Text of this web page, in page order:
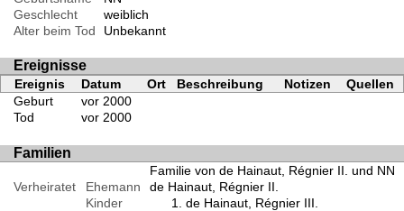
Geschlecht
weiblich
Alter beim Tod
Unbekannt
Ereignisse
Ereignis Datum Ort Beschreibung Notizen
Quellen
Geburt
vor 2000
Tod
vor 2000
Familien
Familie von de Hainaut, Régnier II. und NN
Verheiratet
Ehemann
de Hainaut, Régnier II.
Kinder
de Hainaut, Régnier III.